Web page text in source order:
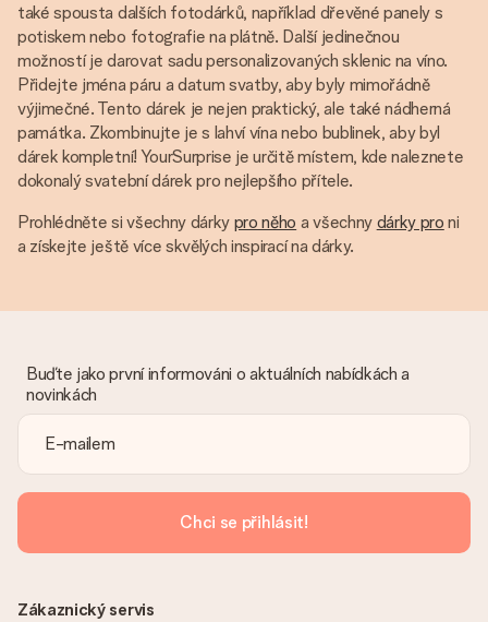
také spousta dalších fotodárků, například dřevěné panely s
potiskem nebo fotografie na plátně. Další jedinečnou
možností je darovat sadu personalizovaných sklenic na víno.
Přidejte jména páru a datum svatby, aby byly mimořádně
výjimečné. Tento dárek je nejen praktický, ale také nádherná
památka. Zkombinujte je s lahví vína nebo bublinek, aby byl
dárek kompletní! YourSurprise je určitě místem, kde naleznete
dokonalý svatební dárek pro nejlepšího přítele.
Prohlédněte si všechny dárky pro něho a všechny dárky pro ni
a získejte ještě více skvělých inspirací na dárky.
Buďte jako první informováni o aktuálních nabídkách a
novinkách
Chci se přihlásit!
Zákaznický servis